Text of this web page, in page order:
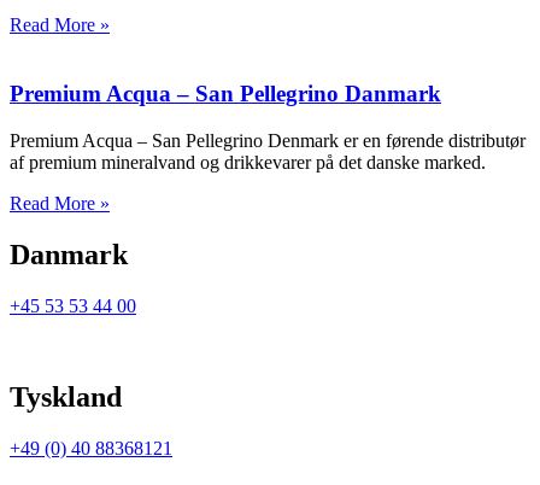
Read More »
Premium Acqua – San Pellegrino Danmark
Premium Acqua – San Pellegrino Denmark er en førende distributør
af premium mineralvand og drikkevarer på det danske marked.
Read More »
Danmark
+45 53 53 44 00
Tyskland
+49 (0) 40 88368121